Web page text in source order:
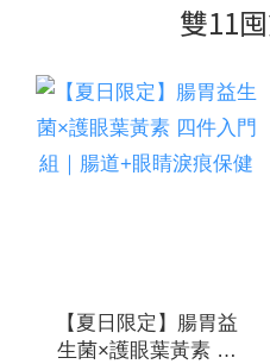
雙11
【夏日限定】腸胃益
生菌×護眼葉黃素 四